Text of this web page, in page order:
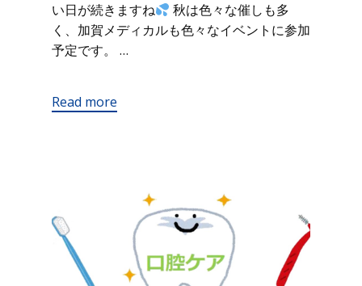
い日が続きますね
秋は色々な催しも多
く、加賀メディカルも色々なイベントに参加
予定です。 …
Read more